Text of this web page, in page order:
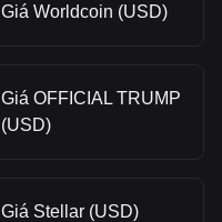
Giá Worldcoin (USD)
Giá OFFICIAL TRUMP
(USD)
Giá Stellar (USD)